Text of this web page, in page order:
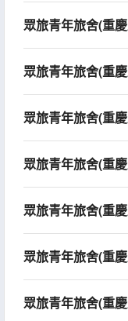
眾旅青年旅舍(重
眾旅青年旅舍(重
眾旅青年旅舍(重
眾旅青年旅舍(重
眾旅青年旅舍(重
眾旅青年旅舍(重
眾旅青年旅舍(重